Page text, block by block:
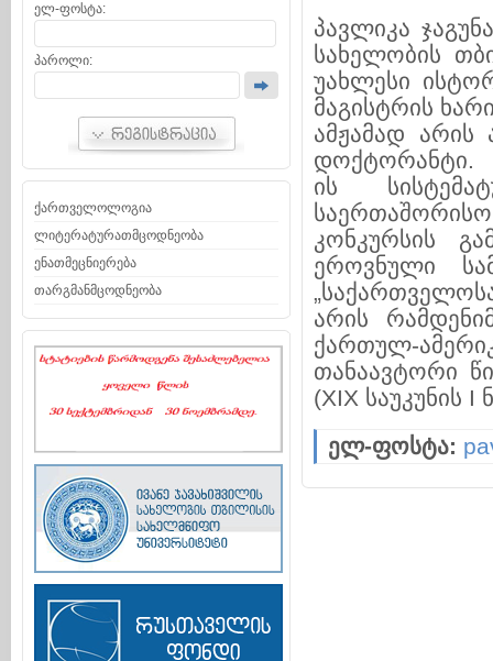
ელ-ფოსტა:
პაროლი:
ქართველოლოგია
ლიტერატურათმცოდნეობა
ენათმეცნიერება
თარგმანმცოდნეობა
პავლიკა
სახელობის
უახლესი
მაგისტრის
ამჟამად არის
დოქტორანტი.
ის
კონკურსის
ეროვნული
არის
ქართულ-
თანაავტორი
(XIX საუკუნის I
ელ-ფოსტა: